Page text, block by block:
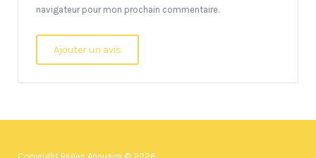
navigateur pour mon prochain commentaire.